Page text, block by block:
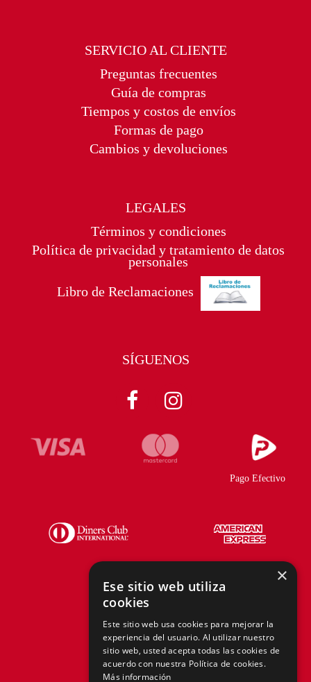
SERVICIO AL CLIENTE
Preguntas frecuentes
Guía de compras
Tiempos y costos de envíos
Formas de pago
Cambios y devoluciones
LEGALES
Términos y condiciones
Política de privacidad y tratamiento de datos
personales
Libro de Reclamaciones
SÍGUENOS
Pago Efectivo
hola@tiendasadams.com.pe
×
Ese sitio web utiliza
cookies
Este sitio web usa cookies para mejorar la
experiencia del usuario. Al utilizar nuestro
sitio web, usted acepta todas las cookies de
acuerdo con nuestra Política de cookies.
Más información